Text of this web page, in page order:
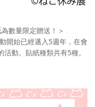
數量限定贈送！＞
開始已經邁入5週年，在會
動。貼紙種類共有5種。